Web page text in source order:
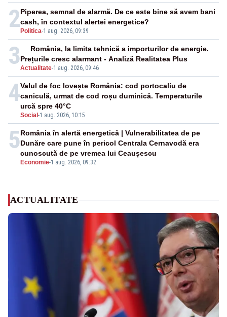
2 Politica-1 aug. 2026, 09:39
Piperea, semnal de alarmă. De ce este bine să avem bani
cash, în contextul alertei energetice?
3Actualitate-1 aug. 2026, 09:46
România, la limita tehnică a importurilor de energie.
Prețurile cresc alarmant - Analiză Realitatea Plus
4
Social -1 aug. 2026, 10:15
Valul de foc lovește România: cod portocaliu de
caniculă, urmat de cod roșu duminică. Temperaturile
urcă spre 40°C
5
Economie-1 aug. 2026, 09:32
România în alertă energetică | Vulnerabilitatea de pe
Dunăre care pune în pericol Centrala Cernavodă era
cunoscută de pe vremea lui Ceaușescu
ACTUALITATE